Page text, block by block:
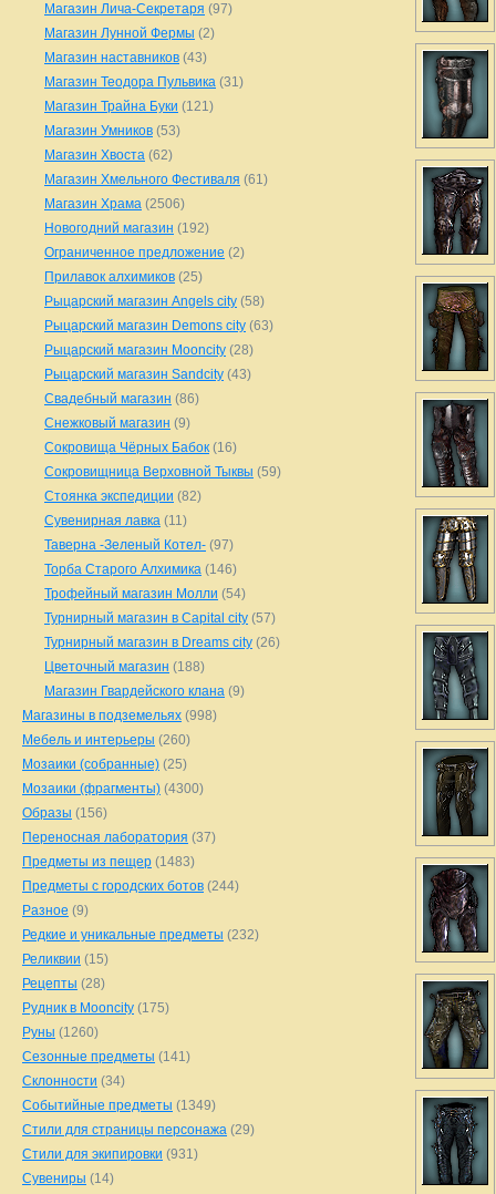
Магазин Лича-Секретаря (97)
Магазин Лунной Фермы (2)
Магазин наставников (43)
Магазин Теодора Пульвика (31)
Магазин Трайна Буки (121)
Магазин Умников (53)
Магазин Хвоста (62)
Магазин Хмельного Фестиваля (61)
Магазин Храма (2506)
Новогодний магазин (192)
Ограниченное предложение (2)
Прилавок алхимиков (25)
Рыцарский магазин Angels city (58)
Рыцарский магазин Demons city (63)
Рыцарский магазин Mooncity (28)
Рыцарский магазин Sandcity (43)
Свадебный магазин (86)
Снежковый магазин (9)
Сокровища Чёрных Бабок (16)
Сокровищница Верховной Тыквы (59)
Стоянка экспедиции (82)
Сувенирная лавка (11)
Таверна -Зеленый Котел- (97)
Торба Старого Алхимика (146)
Трофейный магазин Молли (54)
Турнирный магазин в Capital city (57)
Турнирный магазин в Dreams city (26)
Цветочный магазин (188)
Магазин Гвардейского клана (9)
Магазины в подземельях (998)
Мебель и интерьеры (260)
Мозаики (собранные) (25)
Мозаики (фрагменты) (4300)
Образы (156)
Переносная лаборатория (37)
Предметы из пещер (1483)
Предметы с городских ботов (244)
Разное (9)
Редкие и уникальные предметы (232)
Реликвии (15)
Рецепты (28)
Рудник в Mooncity (175)
Руны (1260)
Сезонные предметы (141)
Склонности (34)
Событийные предметы (1349)
Стили для страницы персонажа (29)
Стили для экипировки (931)
Сувениры (14)